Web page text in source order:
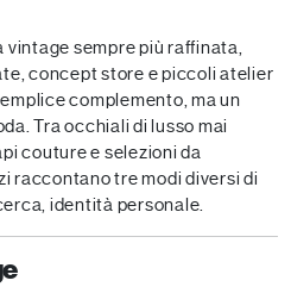
vintage sempre più raffinata,
concept store e piccoli atelier
complemento, ma un
Tra occhiali di lusso mai
couture e selezioni da
raccontano tre modi diversi di
identità personale.